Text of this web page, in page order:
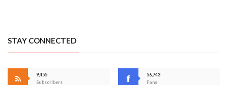
STAY CONNECTED
9,455
Subscribers
56,743
Fans